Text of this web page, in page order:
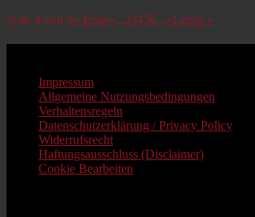
Beitragsnavigation
Seite 4 von 9« Erste«...23456...»Letzte »
Impressum
Allgemeine Nutzungsbedingungen
Verhaltensregeln
Datenschutzerklärung / Privacy Policy
Widerrufsrecht
Haftungsausschluss (Disclaimer)
Cookie Bearbeiten